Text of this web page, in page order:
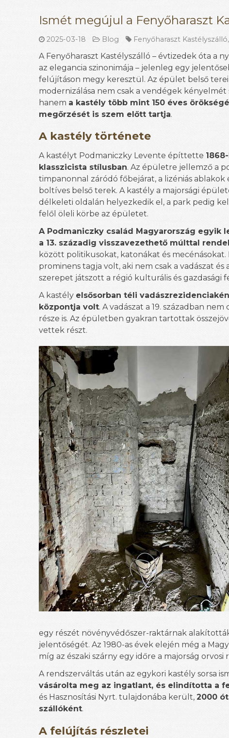
Ismét megújul a Fenyőharaszt
2025-03-18 Blog Fenyőharaszt Kastélyszálló,
A Fenyőharaszt Kastélyszálló – évtizedek óta a
az elegancia szinonimája – jelenleg egy
felújításon megy keresztül. Az épület belső
modernizálása nem csak a vendégek kényelmét
hanem a kastély több mint 150 éves
megőrzését is szem előtt tartja.
A kastély története
A kastélyt Podmaniczky Levente építtette
klasszicista stílusban. Az épületre jellemző a
timpanonnal záródó főbejárat, a lizéniás ablakok
boltíves belső terek. A kastély a majorsági
délkeleti oldalán helyezkedik el, a park pedig
felől öleli körbe az épületet.
A Podmaniczky család Magyarország egyik
a 13. századig visszavezethető múlttal
között politikusokat, katonákat és
prominens tagja volt, aki nem csak a vadászat
szerepet játszott a régió kulturális és gazdasági
A kastély elsősorban téli
központja volt. A vadászat a 19. században
része is. Az épületben gyakran tartottak
vettek részt.
egy részét növényvédőszer-raktárnak
jelentőségét. Az 1980-as évek elején még a
míg az északi szárny egy időre a majorság
A rendszerváltás után az egykori kastély sorsa
vásárolta meg az ingatlant, és elindította a
és Hasznosítási Nyrt. tulajdonába került, 2000
szállóként.
A felújítás részletei